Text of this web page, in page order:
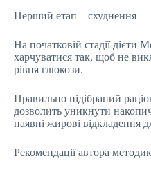
Перший етап – схуднення
На початковій стадії дієти
харчуватися так, щоб не
рівня глюкози.
Правильно підібраний
дозволить уникнути
наявні жирові відкладення
Рекомендації автора